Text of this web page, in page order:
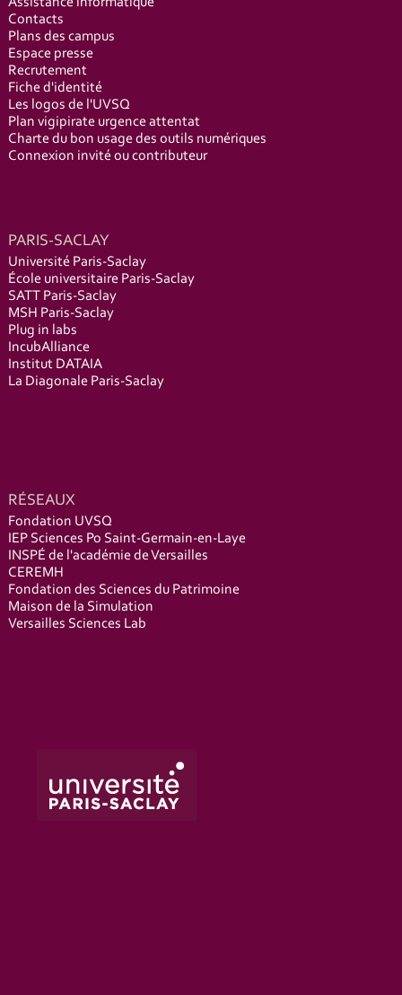
Contacts
Plans des campus
Espace presse
Recrutement
Fiche d'identité
Les logos de l'UVSQ
Plan vigipirate urgence attentat
Charte du bon usage des outils numériques
Connexion invité ou contributeur
PARIS-SACLAY
Université Paris-Saclay
École universitaire Paris-Saclay
SATT Paris-Saclay
MSH Paris-Saclay
Plug in labs
IncubAlliance
Institut DATAIA
La Diagonale Paris-Saclay
RÉSEAUX
Fondation UVSQ
IEP Sciences Po Saint-Germain-en-Laye
INSPÉ de l'académie de Versailles
CEREMH
Fondation des Sciences du Patrimoine
Maison de la Simulation
Versailles Sciences Lab